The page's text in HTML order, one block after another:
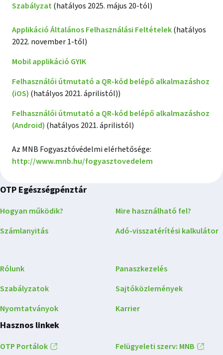
Szabályzat(hatályos 2025. május 20-tól)
Applikáció Általános Felhasználási Feltételek(hatályos
2022. november 1-től)
Mobil applikáció GYIK
Felhasználói útmutató a QR-kód belépő alkalmazáshoz
(iOS) (hatályos 2021. áprilistól)⁣)
Felhasználói útmutató a QR-kód belépő alkalmazáshoz
(Android) (hatályos 2021. áprilistól)
Az MNB Fogyasztóvédelmi elérhetősége:
http://www.mnb.hu/fogyasztovedelem
OTP Egészségpénztár
Hogyan működik?
Számlanyitás
Mire használható fel?
Adó-visszatérítési kalkulátor
Rólunk
Szabályzatok
Nyomtatványok
Panaszkezelés
Sajtóközlemények
Karrier
Hasznos linkek
OTP Portálok Felügyeleti szerv: MNB